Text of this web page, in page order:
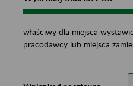
właściwy dla miejsca
pracodawcy lub miejsca